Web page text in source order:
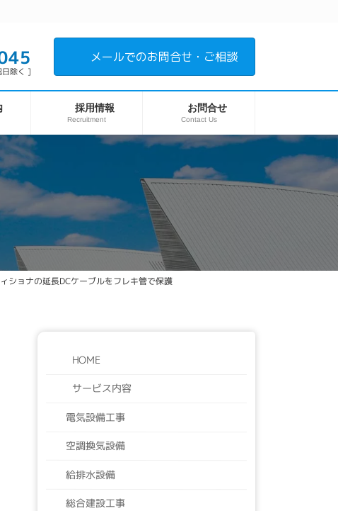
除く ]
メールでのお問合せ・ご相談
採用情報
Recruitment
お問合せ
Contact Us
ショナの延長DCケーブルをフレキ管で保護
HOME
サービス内容
電気設備工事
空調換気設備
給排水設備
総合建設工事